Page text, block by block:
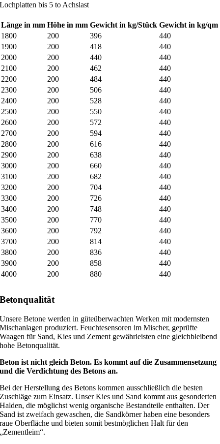
Lochplatten bis 5 to Achslast
Länge in mm Höhe in mm Gewicht in kg/Stück Gewicht in kg/qm
1800
200 396
440
1900
200 418
440
2000
200 440
440
2100
200 462
440
2200
200 484
440
2300
200 506
440
2400
200 528
440
2500
200 550
440
2600
200 572
440
2700
200 594
440
2800
200 616
440
2900
200 638
440
3000
200 660
440
3100
200 682
440
3200
200 704
440
3300
200 726
440
3400
200 748
440
3500
200 770
440
3600
200 792
440
3700
200 814
440
3800
200 836
440
3900
200 858
440
4000
200 880 440
Betonqualität
Unsere Betone werden in güteüberwachten Werken mit modernsten
Mischanlagen produziert. Feuchtesensoren im Mischer, geprüfte
Waagen für Sand, Kies und Zement gewährleisten eine gleichbleibend
hohe Betonqualität.
Beton ist nicht gleich Beton. Es kommt auf die Zusammensetzung
und die Verdichtung des Betons an.
Bei der Herstellung des Betons kommen ausschließlich die besten
Zuschläge zum Einsatz. Unser Kies und Sand kommt aus gesonderten
Halden, die möglichst wenig organische Bestandteile enthalten. Der
Sand ist zweifach gewaschen, die Sandkörner haben eine besonders
raue Oberfläche und bieten somit bestmöglichen Halt für den
„Zementleim“.